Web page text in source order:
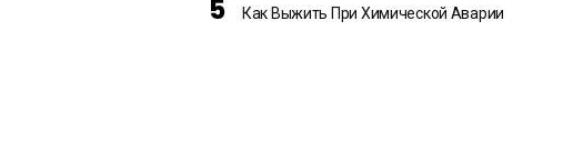
Как Выжить При Химической Аварии